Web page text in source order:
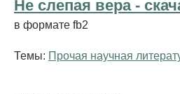
Не слепая вера -
в формате fb2
Темы: Прочая научная